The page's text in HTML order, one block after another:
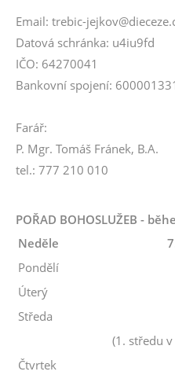
Email: trebic-
Datová schránka: u4iu9fd
IČO: 64270041
Bankovní spojení:
Farář:
P. Mgr. Tomáš Fránek, B.A.
tel.: 777 210 010
POŘAD BOHOSLUŽEB -
Neděle
Pondělí
Úterý
Středa
(1. středu
Čtvrtek